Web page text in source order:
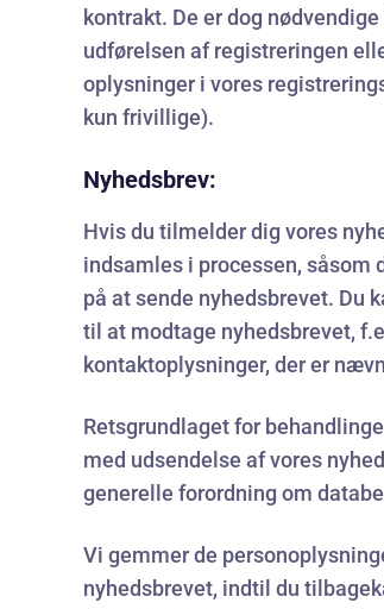
kontrakt. De er dog
udførelsen af registreringen
oplysninger i vores
kun frivillige).
Nyhedsbrev:
Hvis du tilmelder dig vores
indsamles i processen, såsom
på at sende nyhedsbrevet. Du
til at modtage nyhedsbrevet,
kontaktoplysninger, der er
Retsgrundlaget for
med udsendelse af vores
generelle forordning om
Vi gemmer de
nyhedsbrevet, indtil du